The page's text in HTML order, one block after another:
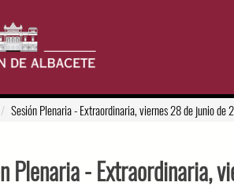
Sesión Plenaria- Extraordinaria, viernes 28 de junio de
Plenaria- Extraordinaria,